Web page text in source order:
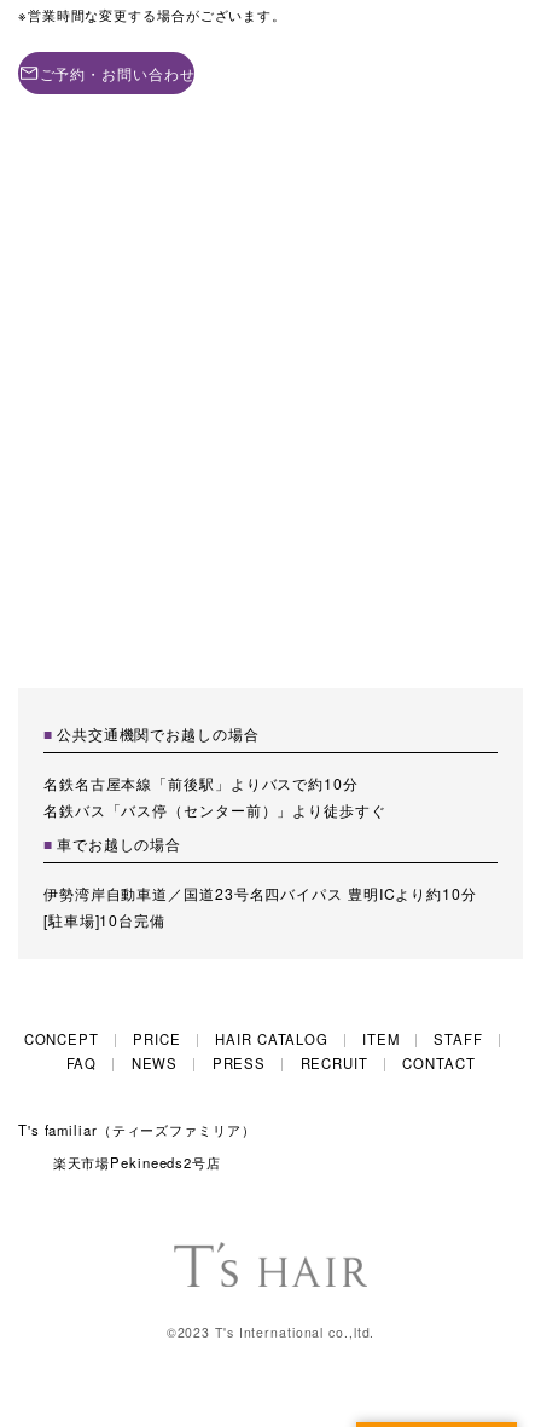
営業時間な変更する場合がございます。
ご予約・お問い合わせ
公共交通機関でお越しの場合
名鉄名古屋本線「前後駅」よりバスで約10分
名鉄バス「バス停（センター前）」より徒歩すぐ
車でお越しの場合
伊勢湾岸自動車道／国道23号名四バイパス 豊明ICより約10分
[駐車場]10台完備
CONCEPT PRICE HAIR CATALOG ITEM
STAFF
FAQ
NEWS PRESS RECRUIT CONTACT
T's familiar（ティーズファミリア）
楽天市場Pekineeds2号店
©2023 T's International co.,ltd.